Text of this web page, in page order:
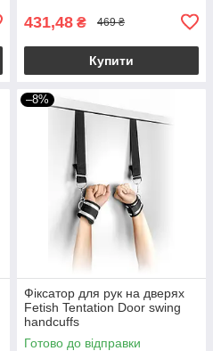
431,48 ₴ 469 ₴
Купити
–8%
Фіксатор для рук на дверях
Fetish Tentation Door swing
handcuffs
Готово до відправки